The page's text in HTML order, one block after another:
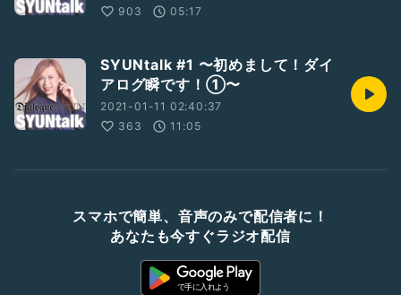
903
05:17
SYUNtalk #1 〜初めまして！ダイ
アログ瞬です！①〜
2021-01-11 02:40:37
363
11:05
スマホで簡単、音声のみで配信者に！
あなたも今すぐラジオ配信